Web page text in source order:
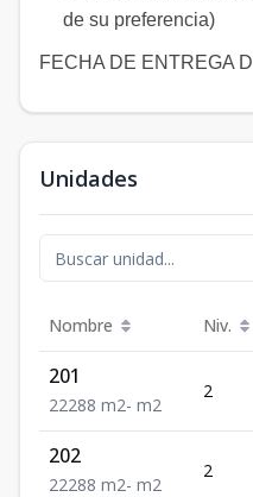
de su preferencia)
FECHA DE ENTREGA
Unidades
Nombre Niv.
201
22288 m2- m2
2
202
22288 m2- m2
2